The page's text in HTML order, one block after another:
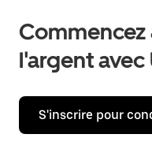
l'argent avec
S'inscrire pour